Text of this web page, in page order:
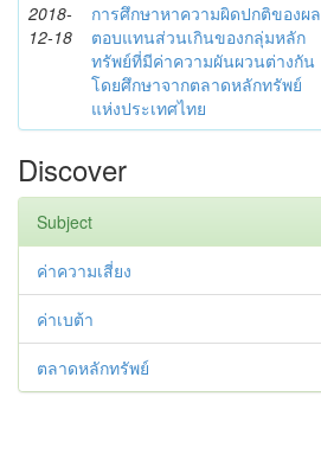
2018-
12-18
การศึกษาหาความผิดปกติของผล
ตอบแทนส่วนเกินของกลุ่มหลัก
ทรัพย์ที่มีค่าความผันผวนต่างกัน
โดยศึกษาจากตลาดหลักทรัพย์
แห่งประเทศไทย
Discover
Subject
ค่าความเสี่ยง
ค่าเบต้า
ตลาดหลักทรัพย์